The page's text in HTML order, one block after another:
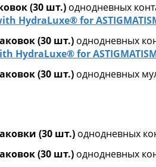
(30 шт.) однодневных
HydraLuxe® for
(30 шт.) однодневных
HydraLuxe® for
(30 шт.) однодневных
(30 шт.) однодневных
(30 шт.) однодневных